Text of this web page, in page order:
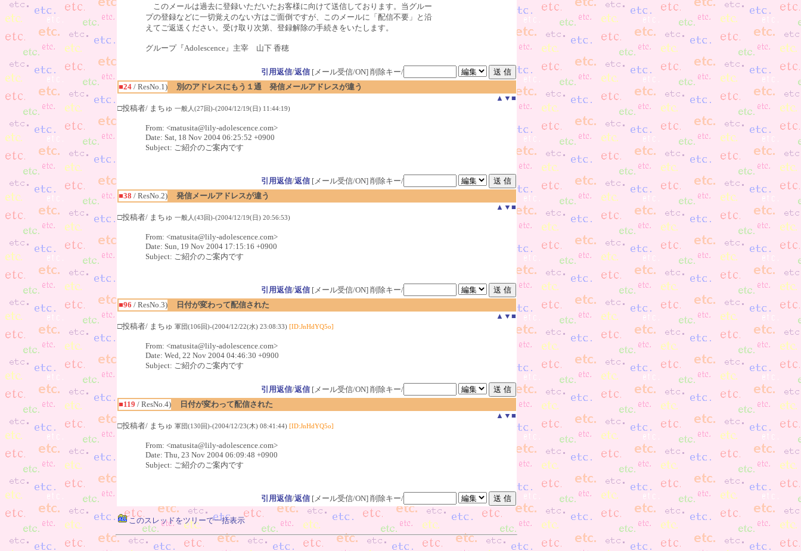
このメールは過去に登録いただいたお客様に向けて送信しております。当グルー
プの登録などに一切覚えのない方はご面倒ですが、このメールに「配信不要」と沿
えてご返送ください。受け取り次第、登録解除の手続きをいたします。
グループ『Adolescence』主宰 山下 香穂
引用返信/返信[メール受信/ON] 削除キー/
■24/ ResNo.1)
別のアドレスにもう１通 発信メールアドレスが違う
▲ ▼ ■
□投稿者/ まちゅ 一般人(27回)-(2004/12/19(日) 11:44:19)
From: <matusita@lily-adolescence.com>
Date: Sat, 18 Nov 2004 06:25:52 +0900
Subject: ご紹介のご案内です
引用返信/返信[メール受信/ON] 削除キー/
■38 / ResNo.2)
発信メールアドレスが違う
▲ ▼ ■
□投稿者/ まちゅ 一般人(43回)-(2004/12/19(日) 20:56:53)
From: <matusita@lily-adolescence.com>
Date: Sun, 19 Nov 2004 17:15:16 +0900
Subject: ご紹介のご案内です
引用返信/返信[メール受信/ON] 削除キー/
■96 / ResNo.3)
日付が変わって配信された
▲ ▼ ■
□投稿者/ まちゅ 軍団(106回)-(2004/12/22(水) 23:08:33) [ID:JnHdYQ5o]
From: <matusita@lily-adolescence.com>
Date: Wed, 22 Nov 2004 04:46:30 +0900
Subject: ご紹介のご案内です
引用返信/返信[メール受信/ON] 削除キー/
■119 / ResNo.4)
日付が変わって配信された
▲ ▼ ■
□投稿者/ まちゅ 軍団(130回)-(2004/12/23(木) 08:41:44) [ID:JnHdYQ5o]
From: <matusita@lily-adolescence.com>
Date: Thu, 23 Nov 2004 06:09:48 +0900
Subject: ご紹介のご案内です
引用返信/返信[メール受信/ON] 削除キー/
このスレッドをツリーで一括表示